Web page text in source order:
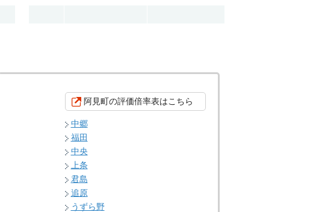
阿見町の評価倍率表はこちら
中郷
福田
中央
上条
君島
追原
うずら野